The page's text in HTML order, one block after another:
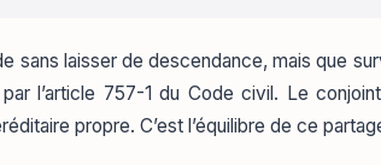
sans laisser de descendance, mais que
l’article 757-1 du Code civil. Le
propre. C’est l’équilibre de ce